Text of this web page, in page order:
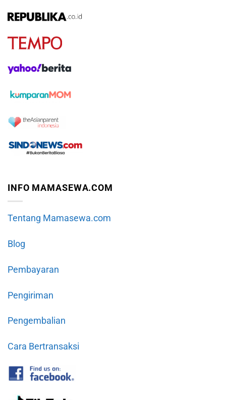
INFO MAMASEWA.COM
Tentang Mamasewa.com
Blog
Pembayaran
Pengiriman
Pengembalian
Cara Bertransaksi